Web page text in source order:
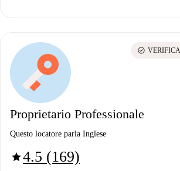
Proprietario Professionale
Questo locatore parla Inglese
star4.5 (169)
check_circle